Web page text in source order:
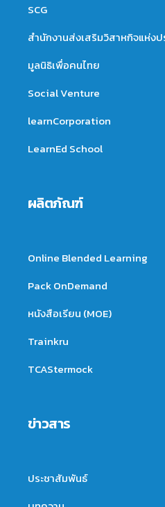
SCG
สำนักงานส่งเสริมวิสาหกิจแห่งป
มูลนิธิเพื่อคนไทย
Social Venture
learnCorporation
LearnEd School
ผลิตภัณฑ์
Online Blended Learning
Pack OnDemand
หนังสือเรียน (MOE)
Trainkru
TCAStermock
ข่าวสาร
ประชาสัมพันธ์